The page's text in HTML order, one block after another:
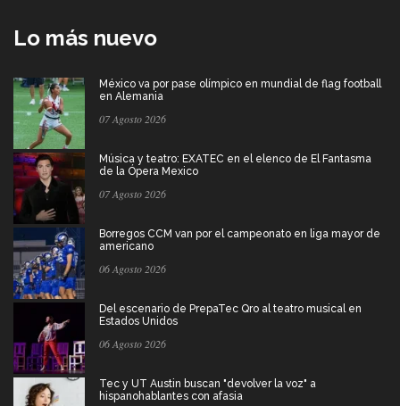
Lo más nuevo
México va por pase olímpico en mundial de flag football
en Alemania
07 Agosto 2026
Música y teatro: EXATEC en el elenco de El Fantasma
de la Ópera Mexico
07 Agosto 2026
Borregos CCM van por el campeonato en liga mayor de
americano
06 Agosto 2026
Del escenario de PrepaTec Qro al teatro musical en
Estados Unidos
06 Agosto 2026
Tec y UT Austin buscan "devolver la voz" a
hispanohablantes con afasia